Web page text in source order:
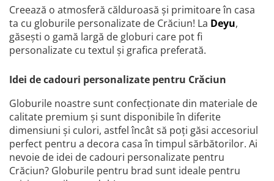
Creează o atmosferă călduroasă și primitoare în casa
ta cu globurile personalizate de Crăciun! La Deyu,
găsești o gamă largă de globuri care pot fi
personalizate cu textul și grafica preferată.
Idei de cadouri personalizate pentru Crăciun
Globurile noastre sunt confecționate din materiale de
calitate premium și sunt disponibile în diferite
dimensiuni și culori, astfel încât să poți găsi accesoriul
perfect pentru a decora casa în timpul sărbătorilor. Ai
nevoie de idei de cadouri personalizate pentru
Crăciun? Globurile pentru brad sunt ideale pentru